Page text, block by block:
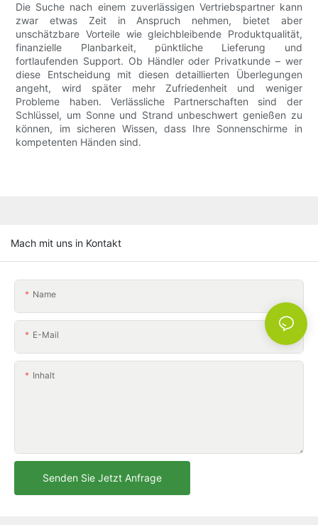
Die Suche nach einem zuverlässigen Vertriebspartner kann
zwar etwas Zeit in Anspruch nehmen, bietet aber
unschätzbare Vorteile wie gleichbleibende Produktqualität,
finanzielle Planbarkeit, pünktliche Lieferung und
fortlaufenden Support. Ob Händler oder Privatkunde – wer
diese Entscheidung mit diesen detaillierten Überlegungen
angeht, wird später mehr Zufriedenheit und weniger
Probleme haben. Verlässliche Partnerschaften sind der
Schlüssel, um Sonne und Strand unbeschwert genießen zu
können, im sicheren Wissen, dass Ihre Sonnenschirme in
kompetenten Händen sind.
Mach mit uns in Kontakt
Name
E-Mail
Inhalt
Senden Sie Jetzt Anfrage